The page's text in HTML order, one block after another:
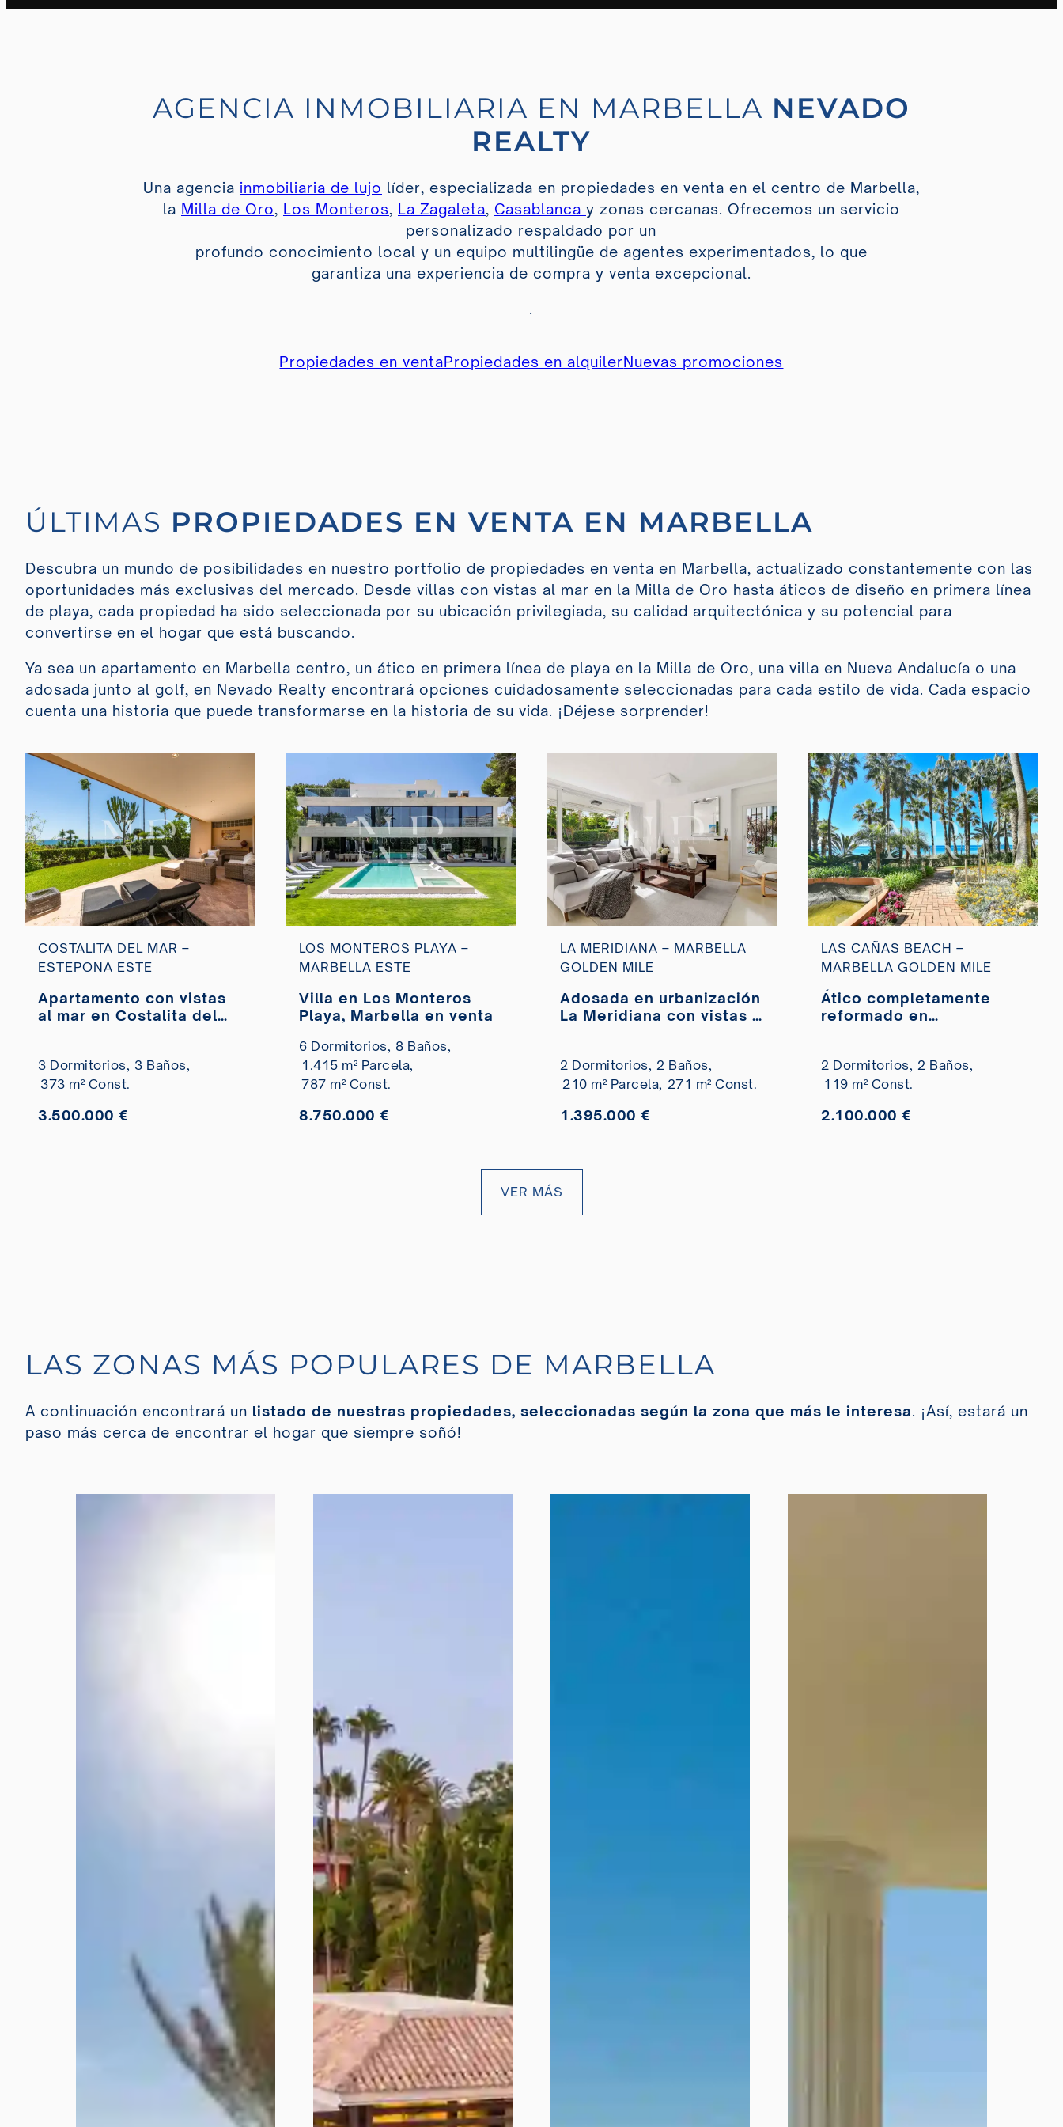
AGENCIA INMOBILIARIA EN MARBELLA NEVADO
REALTY
Una agencia inmobiliaria de lujo líder, especializada en propiedades en venta en el centro de Marbella,
la Milla de Oro, Los Monteros, La Zagaleta, Casablanca y zonas cercanas. Ofrecemos un servicio
personalizado respaldado por un
profundo conocimiento local y un equipo multilingüe de agentes experimentados, lo que
garantiza una experiencia de compra y venta excepcional.
.
Propiedades en ventaPropiedades en alquilerNuevas promociones
ÚLTIMAS PROPIEDADES EN VENTA EN MARBELLA
Descubra un mundo de posibilidades en nuestro portfolio de propiedades en venta en Marbella, actualizado constantemente con las
oportunidades más exclusivas del mercado. Desde villas con vistas al mar en la Milla de Oro hasta áticos de diseño en primera línea
de playa, cada propiedad ha sido seleccionada por su ubicación privilegiada, su calidad arquitectónica y su potencial para
convertirse en el hogar que está buscando.
Ya sea un apartamento en Marbella centro, un ático en primera línea de playa en la Milla de Oro, una villa en Nueva Andalucía o una
adosada junto al golf, en Nevado Realty encontrará opciones cuidadosamente seleccionadas para cada estilo de vida. Cada espacio
cuenta una historia que puede transformarse en la historia de su vida. ¡Déjese sorprender!
COSTALITA DEL MAR –
ESTEPONA ESTE
Apartamento con vistas
al mar en Costalita del
3 Dormitorios, 3 Baños,
373 m² Const.
3.500.000 €
LOS MONTEROS PLAYA –
MARBELLA ESTE
Villa en Los Monteros
Playa, Marbella en venta
6 Dormitorios, 8 Baños,
1.415 m² Parcela,
787 m² Const.
8.750.000 €
LA MERIDIANA – MARBELLA
GOLDEN MILE
Adosada en urbanización
La Meridiana con vistas a
2 Dormitorios, 2 Baños,
210 m² Parcela, 271 m² Const.
1.395.000 €
LAS CAÑAS BEACH –
MARBELLA GOLDEN MILE
Ático completamente
reformado en
2 Dormitorios, 2 Baños,
119 m² Const.
2.100.000 €
VER MÁS
LAS ZONAS MÁS POPULARES DE MARBELLA
A continuación encontrará un listado de nuestras propiedades, seleccionadas según la zona que más le interesa. ¡Así, estará un
paso más cerca de encontrar el hogar que siempre soñó!